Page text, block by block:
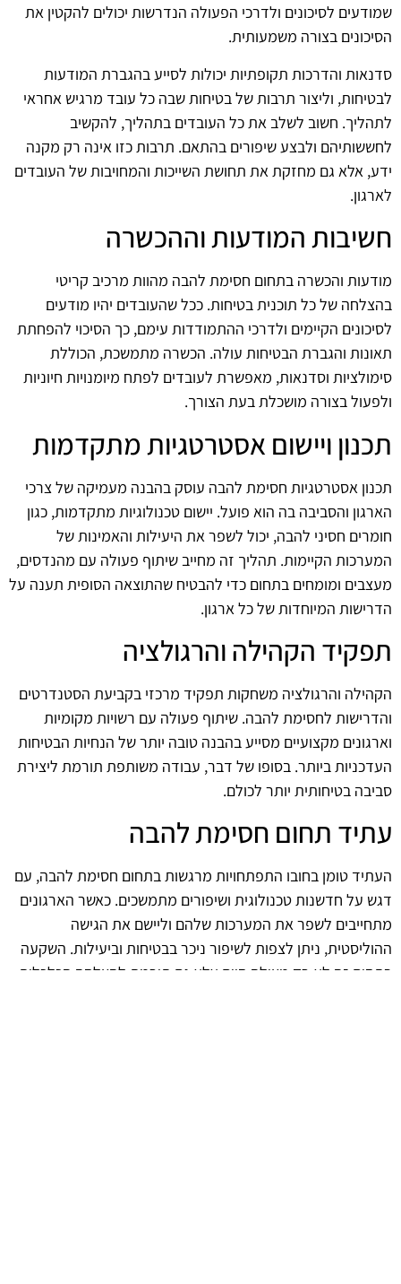
שמודעים לסיכונים ולדרכי הפעולה הנדרשות יכולים להקטין את
הסיכונים בצורה משמעותית.
סדנאות והדרכות תקופתיות יכולות לסייע בהגברת המודעות
לבטיחות, וליצור תרבות של בטיחות שבה כל עובד מרגיש אחראי
לתהליך. חשוב לשלב את כל העובדים בתהליך, להקשיב
לחששותיהם ולבצע שיפורים בהתאם. תרבות כזו אינה רק מקנה
ידע, אלא גם מחזקת את תחושת השייכות והמחויבות של העובדים
לארגון.
חשיבות המודעות וההכשרה
מודעות והכשרה בתחום חסימת להבה מהוות מרכיב קריטי
בהצלחה של כל תוכנית בטיחות. ככל שהעובדים יהיו מודעים
לסיכונים הקיימים ולדרכי ההתמודדות עימם, כך הסיכוי להפחתת
תאונות והגברת הבטיחות עולה. הכשרה מתמשכת, הכוללת
סימולציות וסדנאות, מאפשרת לעובדים לפתח מיומנויות חיוניות
ולפעול בצורה מושכלת בעת הצורך.
תכנון ויישום אסטרטגיות מתקדמות
תכנון אסטרטגיות חסימת להבה עוסק בהבנה מעמיקה של צרכי
הארגון והסביבה בה הוא פועל. יישום טכנולוגיות מתקדמות, כגון
חומרים חסיני להבה, יכול לשפר את היעילות והאמינות של
המערכות הקיימות. תהליך זה מחייב שיתוף פעולה עם מהנדסים,
מעצבים ומומחים בתחום כדי להבטיח שהתוצאה הסופית תענה על
הדרישות המיוחדות של כל ארגון.
תפקיד הקהילה והרגולציה
הקהילה והרגולציה משחקות תפקיד מרכזי בקביעת הסטנדרטים
והדרישות לחסימת להבה. שיתוף פעולה עם רשויות מקומיות
וארגונים מקצועיים מסייע בהבנה טובה יותר של הנחיות הבטיחות
העדכניות ביותר. בסופו של דבר, עבודה משותפת תורמת ליצירת
סביבה בטיחותית יותר לכולם.
עתיד תחום חסימת להבה
העתיד טומן בחובו התפתחויות מרגשות בתחום חסימת להבה, עם
דגש על חדשנות טכנולוגית ושיפורים מתמשכים. כאשר הארגונים
מתחייבים לשפר את המערכות שלהם וליישם את הגישה
ההוליסטית, ניתן לצפות לשיפור ניכר בבטיחות וביעילות. השקעה
בתחום זה לא רק מצילה חיים אלא גם תורמת להצלחה הכלכלית